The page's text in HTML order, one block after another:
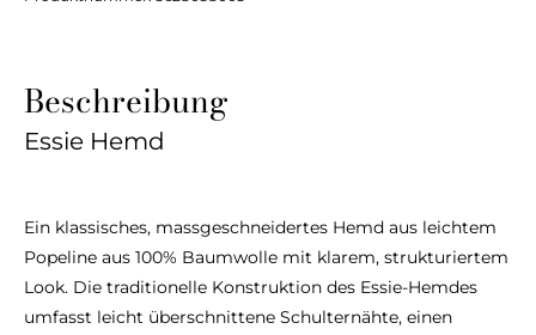
Beschreibung
Essie Hemd
Ein klassisches, massgeschneidertes Hemd aus leichtem
Popeline aus 100% Baumwolle mit klarem, strukturiertem
Look. Die traditionelle Konstruktion des Essie-Hemdes
umfasst leicht überschnittene Schulternähte, einen